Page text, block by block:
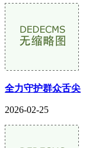
全力守护群众舌尖
2026-02-25